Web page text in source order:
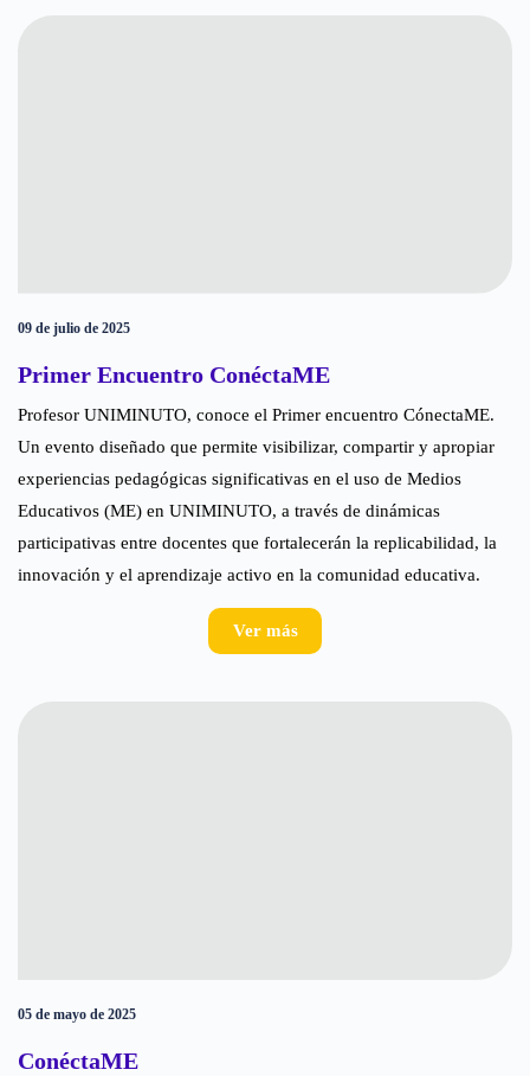
09 de julio de 2025
Primer Encuentro ConéctaME
Profesor UNIMINUTO, conoce el Primer encuentro CónectaME.
Un evento diseñado que permite visibilizar, compartir y apropiar
experiencias pedagógicas significativas en el uso de Medios
Educativos (ME) en UNIMINUTO, a través de dinámicas
participativas entre docentes que fortalecerán la replicabilidad, la
innovación y el aprendizaje activo en la comunidad educativa.
Ver más
05 de mayo de 2025
ConéctaME